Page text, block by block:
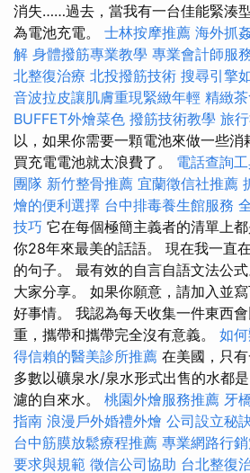
消失……過去，當我有一台佳能緊湊
為電池充電。 士林按摩推薦 海外抓
解 身體撥筋專業教學 專業會計師服
北整復治療 北投撥筋技術 搜尋引擎
音波拉皮讓肌膚重現緊緻年輕 精緻
BUFFET外燴菜色 撥筋技術教學 旅
以，如果你需要一顆電池來做一些
買充電電池就太浪費了。 電話查詢
團隊 新竹整骨推薦 宜蘭徵信社推薦
燴的便利選擇 台中排毒養生館服務
技巧 它在每個極簡主義者的清單上
你28年來最美的話語。 現在我一直
的句子。 最有效的自言自語文法公
大家分享。 如果你願意，請加入並
好事情。 我認為每天收集一件東西
重，攜帶和攜帶完全沒有意義。 如
得信賴的醫美診所推薦 在美國，只
多數以礦泉水/泉水形式出售的水都
濾的自來水。 桃園外燴服務推薦 牙
指南 浪漫戶外婚禮外燴 公司設立秘
台中筋膜放鬆療程推薦 專業網路行
要求與規範 徵信公司協助 台北整復